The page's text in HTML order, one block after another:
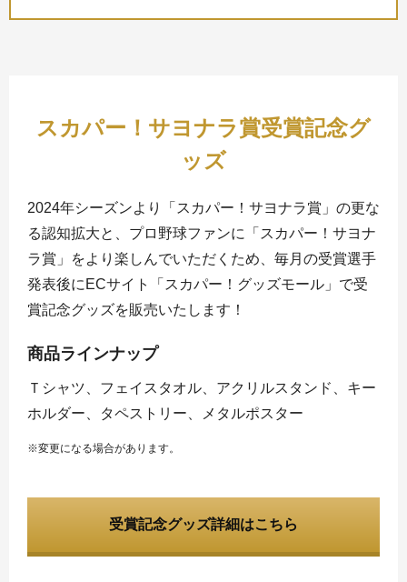
スカパー！サヨナラ賞受賞記念グ
ッズ
2024年シーズンより「スカパー！サヨナラ賞」の更な
る認知拡大と、プロ野球ファンに「スカパー！サヨナ
ラ賞」をより楽しんでいただくため、毎月の受賞選手
発表後にECサイト「スカパー！グッズモール」で受
賞記念グッズを販売いたします！
商品ラインナップ
Ｔシャツ、フェイスタオル、アクリルスタンド、キー
ホルダー、タペストリー、メタルポスター
※変更になる場合があります。
受賞記念グッズ詳細はこちら